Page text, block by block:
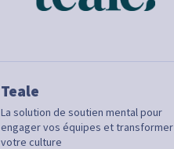
Teale
La solution de soutien mental pour
engager vos équipes et transformer
votre culture